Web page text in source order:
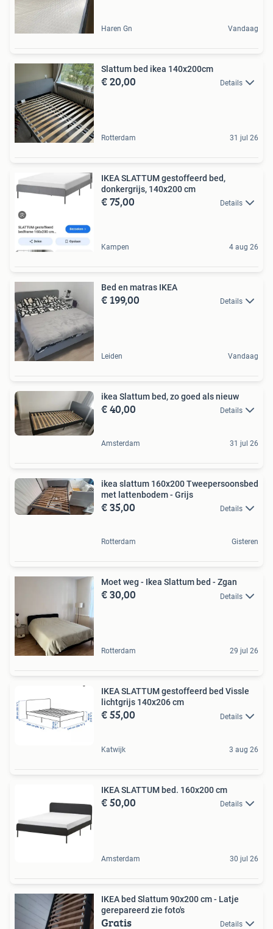
Haren Gn Vandaag
Slattum bed ikea 140x200cm
€ 20,00 Details
Rotterdam 31 jul 26
IKEA SLATTUM gestoffeerd bed,
donkergrijs, 140x200 cm
€ 75,00 Details
Kampen 4 aug 26
Bed en matras IKEA
€ 199,00 Details
Leiden Vandaag
ikea Slattum bed, zo goed als nieuw
€ 40,00 Details
Amsterdam 31 jul 26
ikea slattum 160x200 Tweepersoonsbed
met lattenbodem - Grijs
€ 35,00 Details
Rotterdam Gisteren
Moet weg - Ikea Slattum bed - Zgan
€ 30,00 Details
Rotterdam 29 jul 26
IKEA SLATTUM gestoffeerd bed Vissle
lichtgrijs 140x206 cm
€ 55,00 Details
Katwijk 3 aug 26
IKEA SLATTUM bed. 160x200 cm
€ 50,00 Details
Amsterdam 30 jul 26
IKEA bed Slattum 90x200 cm - Latje
gerepareerd zie foto's
Gratis Details